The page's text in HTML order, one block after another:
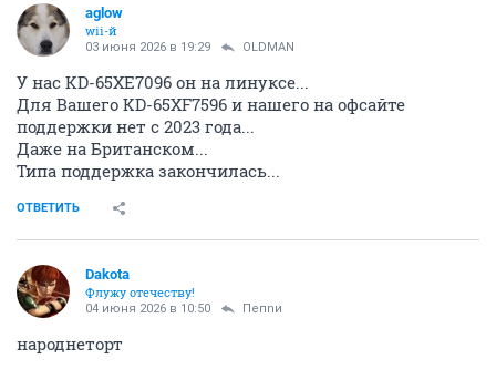
aglow
wii-й
03 июня 2026 в 19:29 OLDMAN
У нас KD-65XE7096 он на линуксе...
Для Вашего KD-65XF7596 и нашего на офсайте
поддержки нет с 2023 года...
Даже на Британском...
Типа поддержка закончилась...
ОТВЕТИТЬ
Dаkota
Флужу отечеству!
04 июня 2026 в 10:50 Пепnи
народнеторт